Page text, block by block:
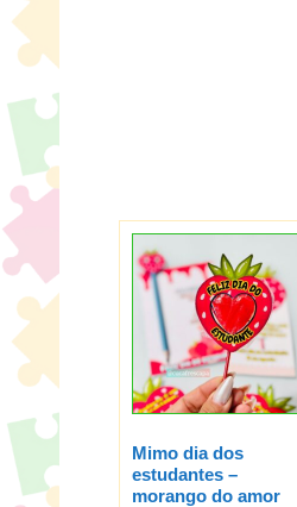
Mimo dia dos
estudantes –
morango do amor